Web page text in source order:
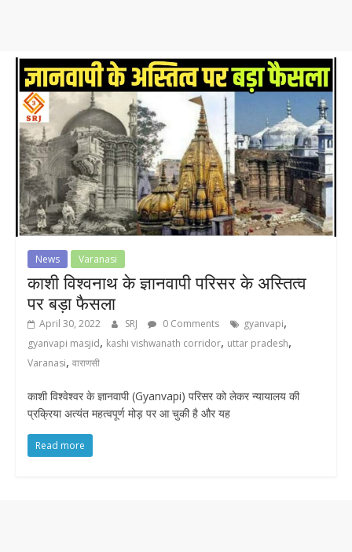
News Varanasi
काशी विश्वनाथ के ज्ञानवापी परिसर के अस्तित्व
पर बड़ा फैसला
April 30, 2022 SRJ 0 Comments gyanvapi,
gyanvapi masjid, kashi vishwanath corridor, uttar pradesh,
Varanasi, वाराणसी
काशी विश्वेश्वर के ज्ञानवापी (Gyanvapi) परिसर को लेकर न्यायालय की
प्रक्रिया अत्यंत महत्वपूर्ण मोड़ पर आ चुकी है और यह
Read more